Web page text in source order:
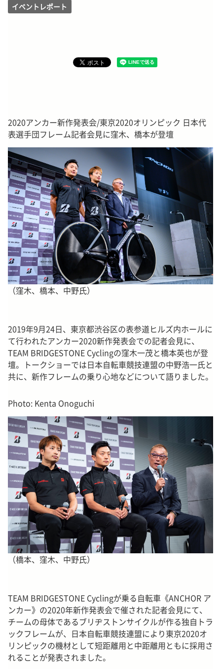
イベントレポート
2020アンカー新作発表会/東京2020オリンピック 日本代
表選手団フレーム記者会見に窪木、橋本が登壇
（窪木、橋本、中野氏）
2019年9月24日、東京都渋谷区の表参道ヒルズ内ホールに
て行われたアンカー2020新作発表会での記者会見に、
TEAM BRIDGESTONE Cyclingの窪木一茂と橋本英也が登
壇。トークショーでは日本自転車競技連盟の中野浩一氏と
共に、新作フレームの乗り心地などについて語りました。
Photo: Kenta Onoguchi
（橋本、窪木、中野氏）
TEAM BRIDGESTONE Cyclingが乗る自転車《ANCHOR ア
ンカー》の2020年新作発表会で催された記者会見にて、
チームの母体であるブリヂストンサイクルが作る独自トラ
ックフレームが、日本自転車競技連盟により東京2020オ
リンピックの機材として短距離用と中距離用ともに採用さ
れることが発表されました。